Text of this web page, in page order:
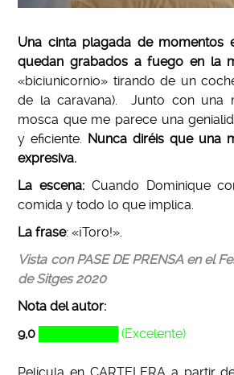
Una cinta plagada de momentos
quedan grabados a fuego en la
«biciunicornio» tirando de un
de la caravana). Junto con una
mosca que me parece una
y eficiente. Nunca diréis que una
expresiva.
La escena: Cuando Dominique
comida y todo lo que implica.
La frase: «¡Toro!».
Vista con PASE DE PRENSA en el
de Sitges 2020
Nota del autor:
9,0
█████████ (Excelente)